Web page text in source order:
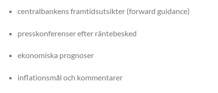
centralbankens framtidsutsikter (forward guidance)
presskonferenser efter räntebesked
ekonomiska prognoser
inflationsmål och kommentarer